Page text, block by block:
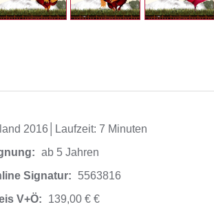
2016│Laufzeit: 7 Minuten
ab 5 Jahren
Signatur:
5563816
V+Ö:
139,00 € €